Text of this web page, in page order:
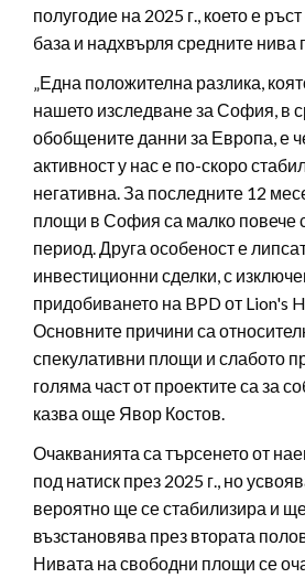
полугодие на 2025 г., което е
база и надхвърля средните
„Една положителна разлика,
нашето изследване за София, в
обобщените данни за Европа, е
активност у нас е по-скоро
негативна. За последните 12
площи в София са малко повече
период. Друга особеност е
инвестиционни сделки, с
придобиването на BPD от Lion's
Основните причини са
спекулативни площи и слабото
голяма част от проектите са за
казва още Явор Костов.
Очакванията са търсенето от
под натиск през 2025 г., но
вероятно ще се стабилизира и
възстановява през втората
Нивата на свободни площи се